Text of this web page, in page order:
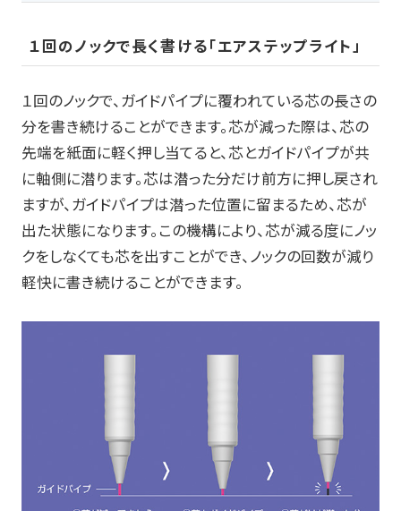
１回のノックで長く書ける「エアステップライト」
１回のノックで、ガイドパイプに覆われている芯の長さの
分を書き続けることができます。芯が減った際は、芯の
先端を紙面に軽く押し当てると、芯とガイドパイプが共
に軸側に潜ります。芯は潜った分だけ前方に押し戻され
ますが、ガイドパイプは潜った位置に留まるため、芯が
出た状態になります。この機構により、芯が減る度にノッ
クをしなくても芯を出すことができ、ノックの回数が減り
軽快に書き続けることができます。